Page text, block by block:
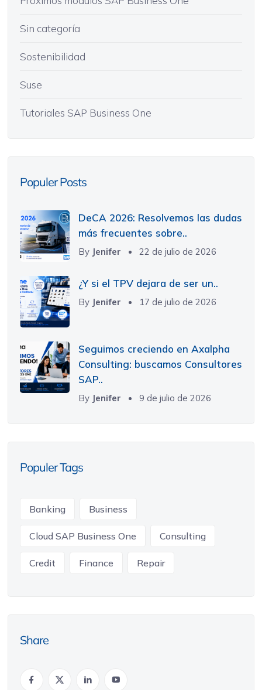
Sin categoría
Sostenibilidad
Suse
Tutoriales SAP Business One
Populer Posts
DeCA 2026: Resolvemos las dudas
más frecuentes sobre..
By Jenifer 22 de julio de 2026
¿Y si el TPV dejara de ser un..
By Jenifer 17 de julio de 2026
Seguimos creciendo en Axalpha
Consulting: buscamos Consultores
SAP..
By Jenifer 9 de julio de 2026
Populer Tags
Banking Business
Cloud SAP Business One Consulting
Credit Finance Repair
Share